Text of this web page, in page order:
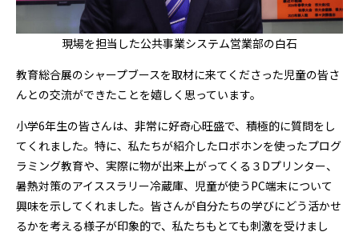
現場を担当した公共事業システム営業部の白石
教育総合展のシャープブースを取材に来てくださった児童の皆さ
んとの交流ができたことを嬉しく思っています。
小学6年生の皆さんは、非常に好奇心旺盛で、積極的に質問をし
てくれました。特に、私たちが紹介したロボホンを使ったプログ
ラミング教育や、実際に物が出来上がってくる３Dプリンター、
暑熱対策のアイススラリー冷蔵庫、児童が使うPC端末について
興味を示してくれました。皆さんが自分たちの学びにどう活かせ
るかを考える様子が印象的で、私たちもとても刺激を受けまし